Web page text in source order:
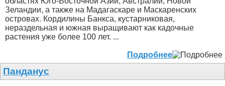
Зеландии, а также на Мадагаскаре и Маскаренских
островах. Кордилины Банкса, кустарниковая,
нераздельная и южная выращивают как кадочные
растения уже более 100 лет. ...
Подробнее
Панданус